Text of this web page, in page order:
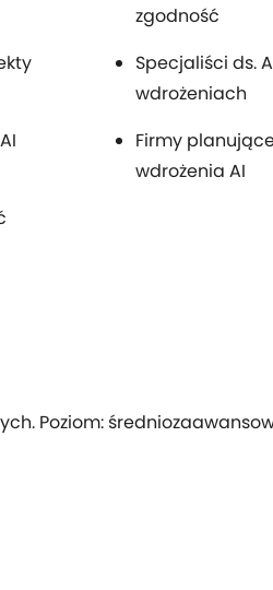
zgodność
Specjaliści ds.
wdrożeniach
Firmy
wdrożenia AI
Poziom: